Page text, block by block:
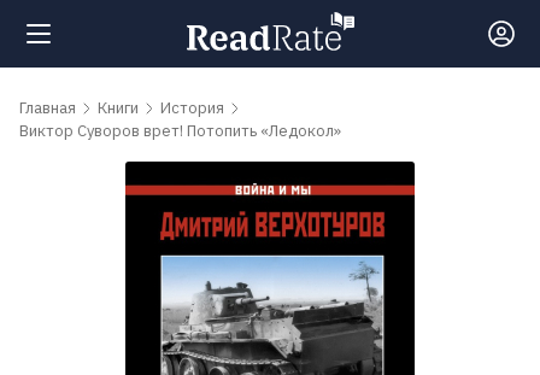
Поиск
Главная Книги
История
Виктор Суворов врет! Потопить «Ледокол»